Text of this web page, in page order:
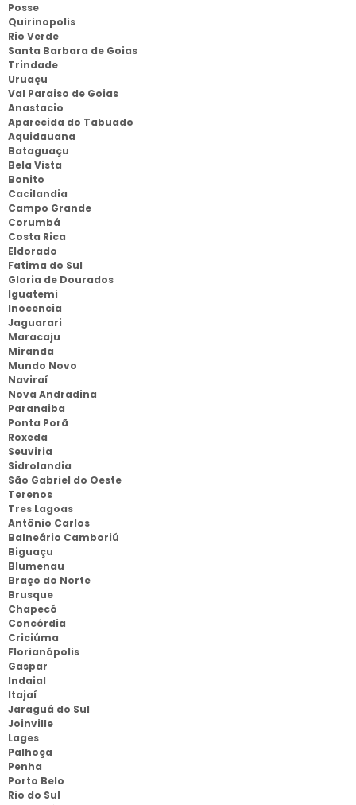
Posse
Quirinopolis
Rio Verde
Santa Barbara de Goias
Trindade
Uruaçu
Val Paraiso de Goias
Anastacio
Aparecida do Tabuado
Aquidauana
Bataguaçu
Bela Vista
Bonito
Cacilandia
Campo Grande
Corumbá
Costa Rica
Eldorado
Fatima do Sul
Gloria de Dourados
Iguatemi
Inocencia
Jaguarari
Maracaju
Miranda
Mundo Novo
Naviraí
Nova Andradina
Paranaiba
Ponta Porã
Roxeda
Seuviria
Sidrolandia
São Gabriel do Oeste
Terenos
Tres Lagoas
Antônio Carlos
Balneário Camboriú
Biguaçu
Blumenau
Braço do Norte
Brusque
Chapecó
Concórdia
Criciúma
Florianópolis
Gaspar
Indaial
Itajaí
Jaraguá do Sul
Joinville
Lages
Palhoça
Penha
Porto Belo
Rio do Sul